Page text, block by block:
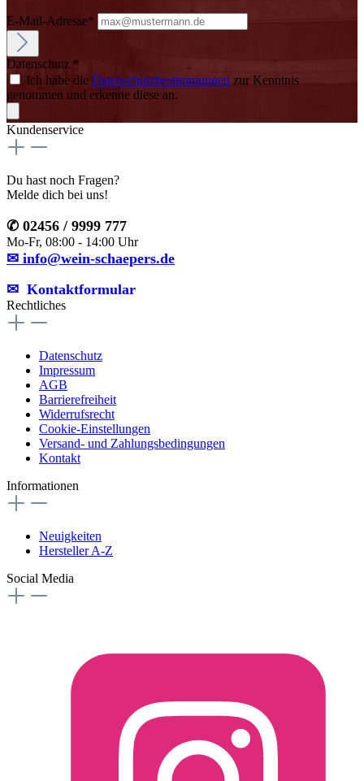
E-Mail-Adresse*
Datenschutz *
Ich habe die Datenschutzbestimmungen zur Kenntnis
genommen und erkenne diese an.
Kundenservice
Du hast noch Fragen?
Melde dich bei uns!
✆ 02456 / 9999 777
Mo-Fr, 08:00 - 14:00 Uhr
✉ info@wein-schaepers.de
✉︎ Kontaktformular
Rechtliches
Datenschutz
Impressum
AGB
Barrierefreiheit
Widerrufsrecht
Cookie-Einstellungen
Versand- und Zahlungsbedingungen
Kontakt
Informationen
Neuigkeiten
Hersteller A-Z
Social Media